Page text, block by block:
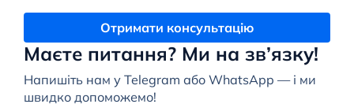
Маєте питання? Ми на зв’язку!
Напишіть нам у Telegram або WhatsApp — і ми
швидко допоможемо!
Отримати консультацію